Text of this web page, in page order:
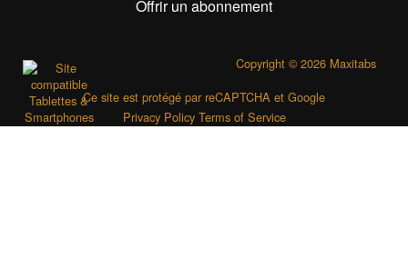
Offrir un abonnement
Copyright © 2026 Maxitabs
Ce site est protégé par reCAPTCHA et Google
Privacy Policy Terms of Service